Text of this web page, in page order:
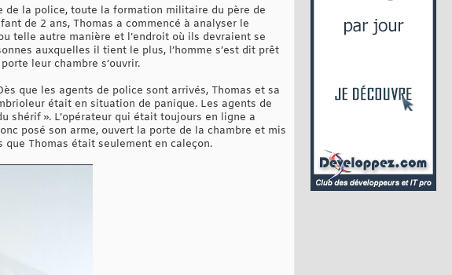
de la police, toute la formation militaire du père de
de 2 ans, Thomas a commencé à analyser le
telle autre manière et l’endroit où ils devraient se
auxquelles il tient le plus, l’homme s’est dit prêt
leur chambre s’ouvrir.
que les agents de police sont arrivés, Thomas et sa
était en situation de panique. Les agents de
shérif ». L’opérateur qui était toujours en ligne a
posé son arme, ouvert la porte de la chambre et mis
Thomas était seulement en caleçon.